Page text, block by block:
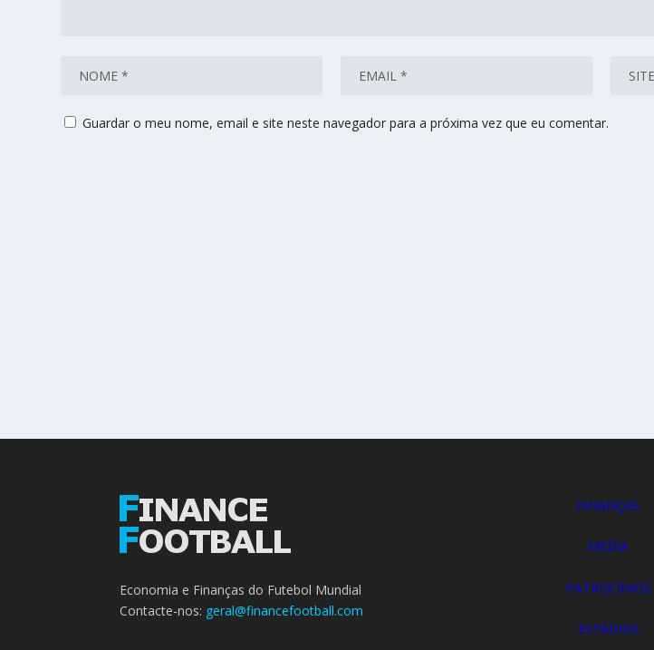
Guardar o meu nome, email e site neste navegador para a próxima vez que eu comentar.
Economia e Finanças do Futebol Mundial
Contacte-nos: geral@financefootball.com
FINANÇAS
MEDIA
PATROCÍNIOS
ESTÁDIOS